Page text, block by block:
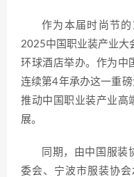
作为本届时尚节
2025中国职业装产业大
环球酒店举办。作为中
连续第4年承办这一重
推动中国职业装产业高
展。
同期，由中国服装
委会、宁波市服装协